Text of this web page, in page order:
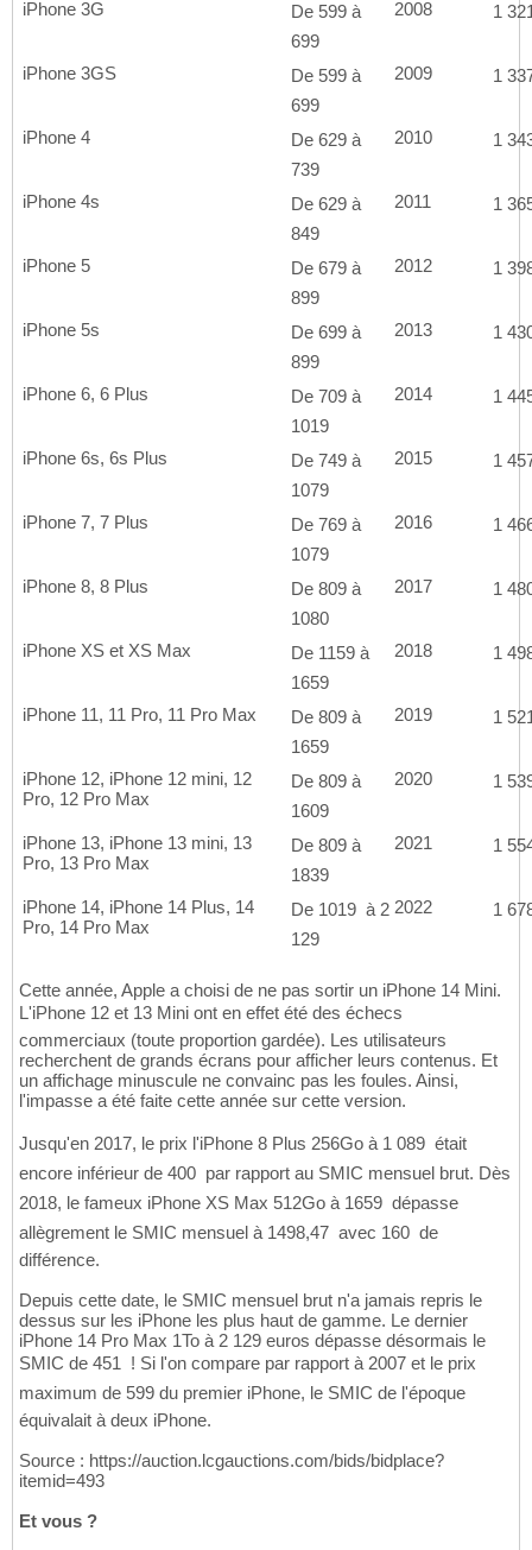
iPhone 3G
De 599 à
699
2008 1
iPhone 3GS
De 599 à
699
2009 1
iPhone 4
De 629 à
739
2010 1
iPhone 4s
De 629 à
849
2011 1
iPhone 5
De 679 à
899
2012 1
iPhone 5s
De 699 à
899
2013 1
iPhone 6, 6 Plus
De 709 à
1019
2014 1
iPhone 6s, 6s Plus
De 749 à
1079
2015 1
iPhone 7, 7 Plus
De 769 à
1079
2016 1
iPhone 8, 8 Plus
De 809 à
1080
2017 1
iPhone XS et XS Max
De 1159 à
1659
2018 1
iPhone 11, 11 Pro, 11 Pro Max
De 809 à
1659
2019 1
iPhone 12, iPhone 12 mini, 12
Pro, 12 Pro Max
De 809 à
1609
2020 1
iPhone 13, iPhone 13 mini, 13
Pro, 13 Pro Max
De 809 à
1839
2021 1
iPhone 14, iPhone 14 Plus, 14
Pro, 14 Pro Max
De 1019  à 2
129 
2022 1
Cette année, Apple a choisi de ne pas sortir un iPhone 14 Mini.
L'iPhone 12 et 13 Mini ont en effet été des échecs
commerciaux (toute proportion gardée). Les utilisateurs
recherchent de grands écrans pour afficher leurs contenus. Et
un affichage minuscule ne convainc pas les foules. Ainsi,
l'impasse a été faite cette année sur cette version.
Jusqu'en 2017, le prix l'iPhone 8 Plus 256Go à 1 089  était
encore inférieur de 400  par rapport au SMIC mensuel brut. Dès
2018, le fameux iPhone XS Max 512Go à 1659  dépasse
allègrement le SMIC mensuel à 1498,47  avec 160  de
différence.
Depuis cette date, le SMIC mensuel brut n'a jamais repris le
dessus sur les iPhone les plus haut de gamme. Le dernier
iPhone 14 Pro Max 1To à 2 129 euros dépasse désormais le
SMIC de 451  ! Si l'on compare par rapport à 2007 et le prix
maximum de 599 du premier iPhone, le SMIC de l'époque
équivalait à deux iPhone.
Source : https://auction.lcgauctions.com/bids/bidplace?
itemid=493
Et vous ?